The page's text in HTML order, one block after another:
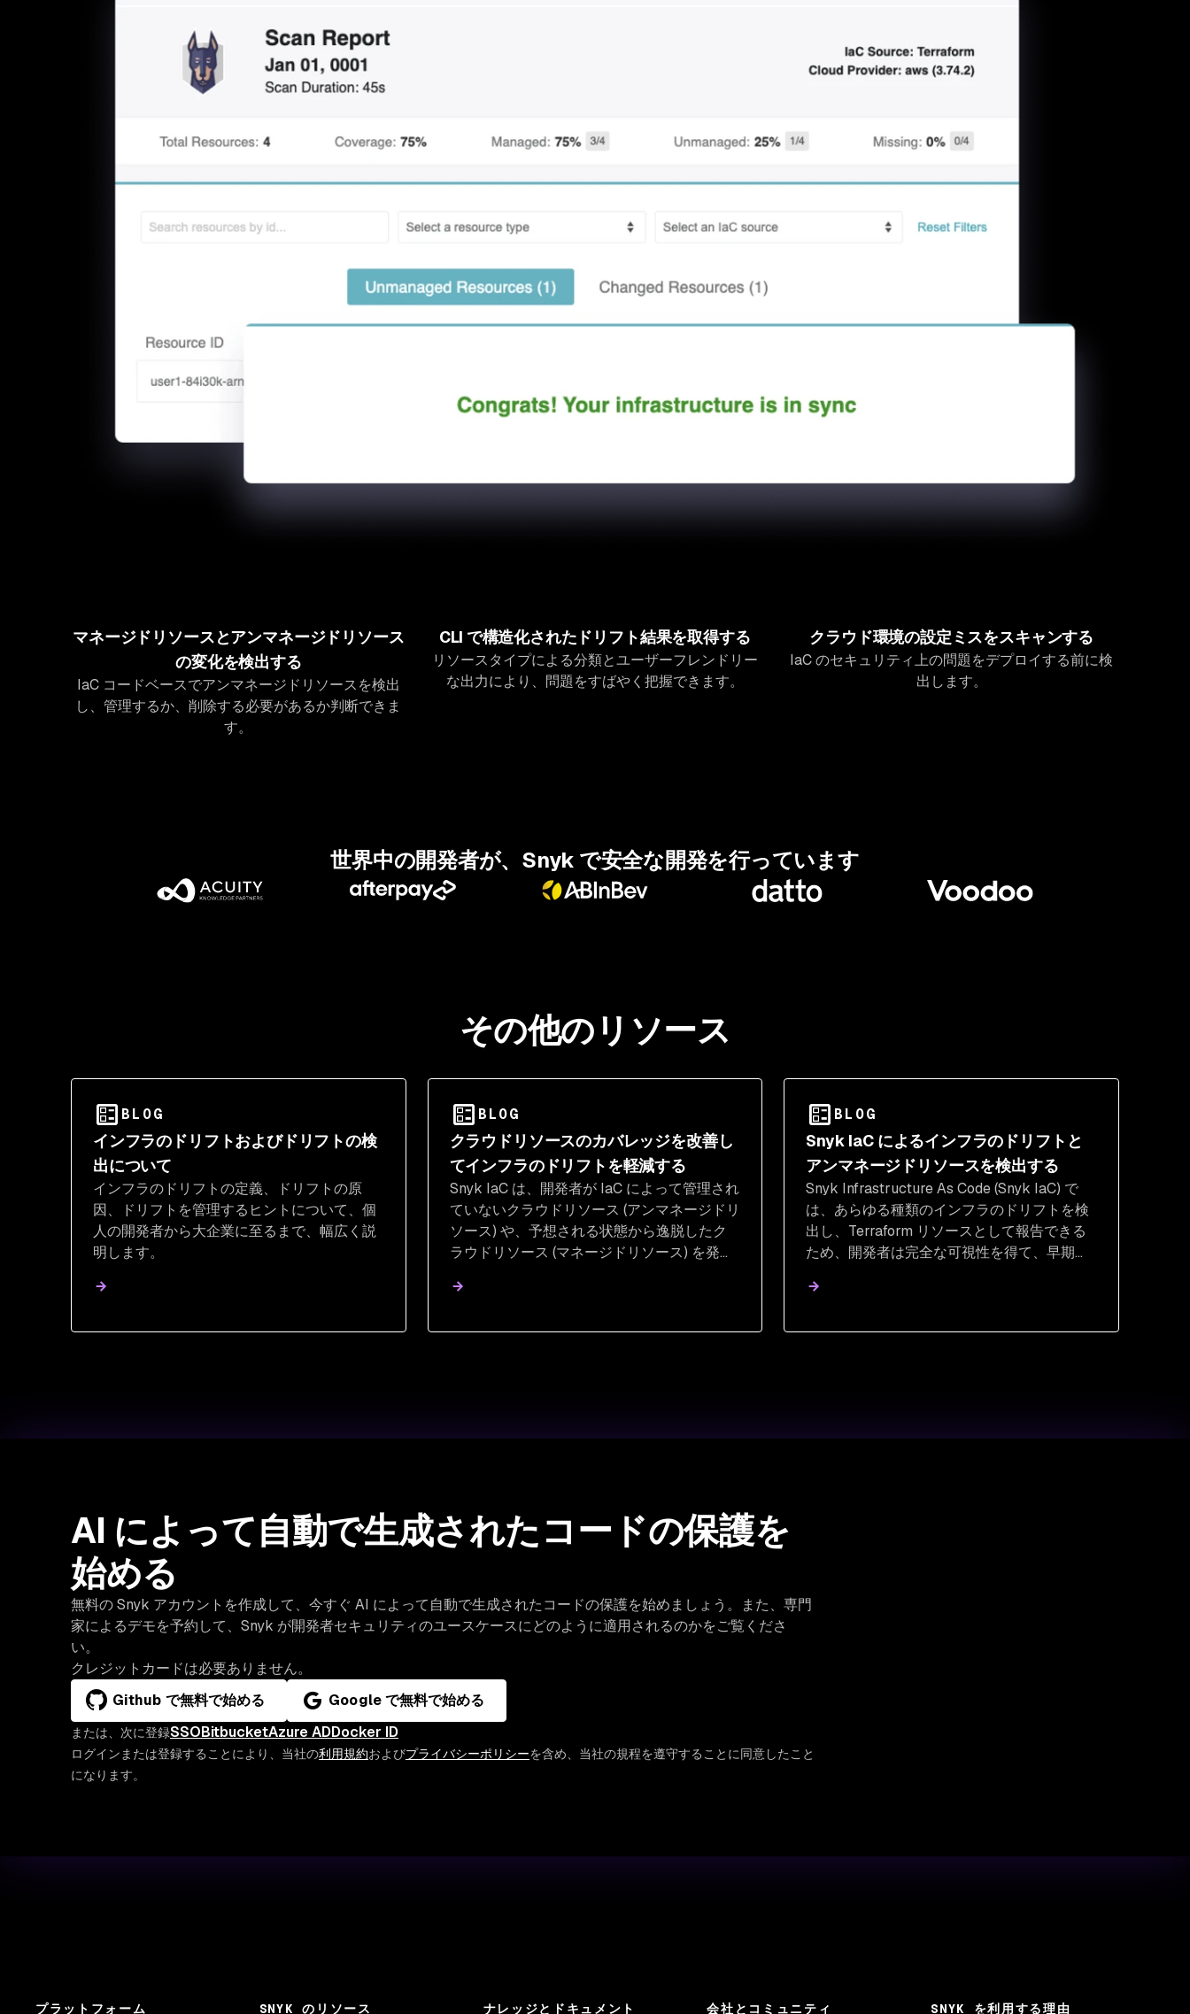
マネージドリソースとアンマネージドリソース
の変化を検出する
IaC コードベースでアンマネージドリソースを検出
し、管理するか、削除する必要があるか判断できま
す。
CLI で構造化されたドリフト結果を取得する
リソースタイプによる分類とユーザーフレンドリー
な出力により、問題をすばやく把握できます。
クラウド環境の設定ミスをスキャンする
IaC のセキュリティ上の問題をデプロイする前に検
出します。
世界中の開発者が、Snyk で安全な開発を行っています
その他のリソース
BLOG
インフラのドリフトおよびドリフトの検
出について
インフラのドリフトの定義、ドリフトの原
因、ドリフトを管理するヒントについて、個
人の開発者から大企業に至るまで、幅広く説
明します。
BLOG
クラウドリソースのカバレッジを改善し
てインフラのドリフトを軽減する
Snyk IaC は、開発者が IaC によって管理され
ていないクラウドリソース (アンマネージドリ
ソース) や、予想される状態から逸脱したク
ラウドリソース (マネージドリソース) を発見
BLOG
Snyk IaC によるインフラのドリフトと
アンマネージドリソースを検出する
Snyk Infrastructure As Code (Snyk IaC) で
は、あらゆる種類のインフラのドリフトを検
出し、Terraform リソースとして報告できる
ため、開発者は完全な可視性を得て、早期に
AI によって自動で生成されたコードの保護を
始める
無料の Snyk アカウントを作成して、今すぐ AI によって自動で生成されたコードの保護を始めましょう。また、専門
家によるデモを予約して、Snyk が開発者セキュリティのユースケースにどのように適用されるのかをご覧くださ
い。
クレジットカードは必要ありません。
Github で無料で始める
Google で無料で始める
または、次に登録SSOBitbucketAzure ADDocker ID
ログインまたは登録することにより、当社の利用規約およびプライバシーポリシーを含め、当社の規程を遵守することに同意したこと
になります。
プラットフォーム SNYK のリソース ナレッジとドキュメント 会社とコミュニティ SNYK を利用する理由